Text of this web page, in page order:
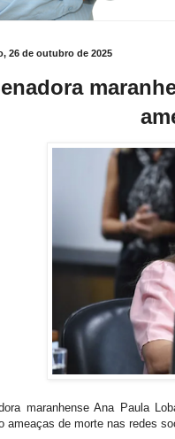
26 de outubro de 2025
maranhense Ana Paula
ameaças de morte nas redes